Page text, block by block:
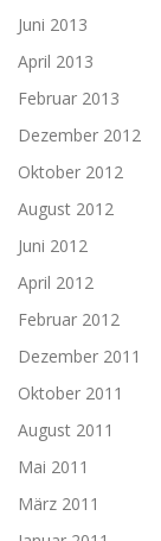
Juni 2013
April 2013
Februar 2013
Dezember 2012
Oktober 2012
August 2012
Juni 2012
April 2012
Februar 2012
Dezember 2011
Oktober 2011
August 2011
Mai 2011
März 2011